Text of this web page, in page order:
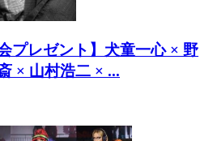
プレゼント】犬童一心 × 野
× 山村浩二 × ...